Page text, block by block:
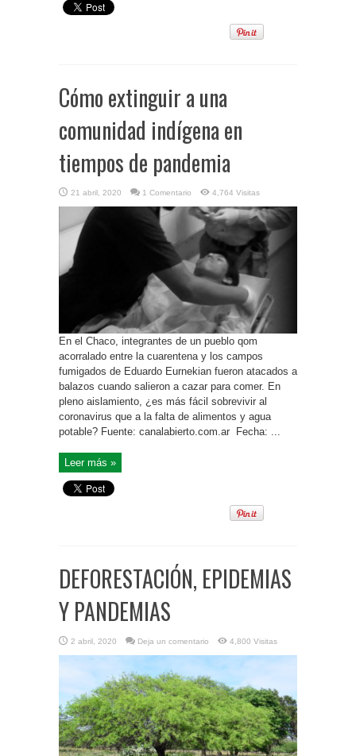
Cómo extinguir a una
comunidad indígena en
tiempos de pandemia
21 abril, 2020 1 Comentario 4,764 Visitas
En el Chaco, integrantes de un pueblo qom
acorralado entre la cuarentena y los campos
fumigados de Eduardo Eurnekian fueron atacados a
balazos cuando salieron a cazar para comer. En
pleno aislamiento, ¿es más fácil sobrevivir al
coronavirus que a la falta de alimentos y agua
potable? Fuente: canalabierto.com.ar Fecha: ...
Leer más »
DEFORESTACIÓN, EPIDEMIAS
Y PANDEMIAS
2 abril, 2020 Deja un comentario 4,800 Visitas